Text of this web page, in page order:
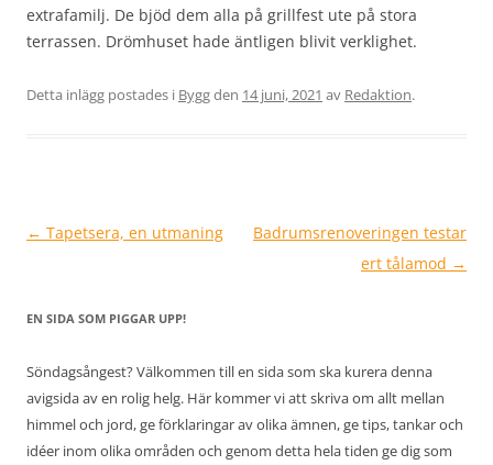
extrafamilj. De bjöd dem alla på grillfest ute på stora
terrassen. Drömhuset hade äntligen blivit verklighet.
Detta inlägg postades i Byggden 14 juni, 2021 av Redaktion.
Inläggsnavigering
← Tapetsera, en utmaning
Badrumsrenoveringen testar
ert tålamod →
EN SIDA SOM PIGGAR UPP!
Söndagsångest? Välkommen till en sida som ska kurera denna
avigsida av en rolig helg. Här kommer vi att skriva om allt mellan
himmel och jord, ge förklaringar av olika ämnen, ge tips, tankar och
idéer inom olika områden och genom detta hela tiden ge dig som